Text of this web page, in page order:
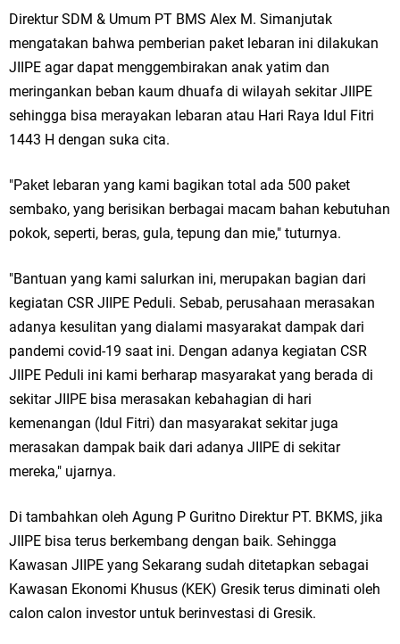
Aspirasi Petani dan Warga
Hari Jadi Pertama PHIGMA: Advokat dan LBH Perkuat Soliditas di
Jakarta
Pemdes Cibanteng Salurkan PMT: Cegah Stunting, Perkuat Gizi Balita
dan Ibu Hamil Narasi
Kembangkan Warung Bu Wiwik
Karang Taruna Gresik Perkuat Ekonomi Lewat Pemanfaatan Gedung C
Islamic Center
Nila Yani Apresiasi Launching Komunitas Gowes dan Pasar Ahad
Jajanan Jadul di Ecopark Randuagung
Takmir Masjid KH Robbach Ma’sum Gelar Penyembelihan Hewan
Qurban dari Bupati & Kepala DPMPTSP Gresik
DPC PDI Perjuangan Gresik Tebar Berkah Idul Adha, Bagikan Daging
Kurban untuk Ratusan Warga
Direktur SDM & Umum PT BMS Alex M. Simanjutak
mengatakan bahwa pemberian paket lebaran ini dilakukan
JIIPE agar dapat menggembirakan anak yatim dan
meringankan beban kaum dhuafa di wilayah sekitar JIIPE
sehingga bisa merayakan lebaran atau Hari Raya Idul Fitri
1443 H dengan suka cita.
"Paket lebaran yang kami bagikan total ada 500 paket
sembako, yang berisikan berbagai macam bahan kebutuhan
pokok, seperti, beras, gula, tepung dan mie," tuturnya.
"Bantuan yang kami salurkan ini, merupakan bagian dari
kegiatan CSR JIIPE Peduli. Sebab, perusahaan merasakan
adanya kesulitan yang dialami masyarakat dampak dari
pandemi covid-19 saat ini. Dengan adanya kegiatan CSR
JIIPE Peduli ini kami berharap masyarakat yang berada di
sekitar JIIPE bisa merasakan kebahagian di hari
kemenangan (Idul Fitri) dan masyarakat sekitar juga
merasakan dampak baik dari adanya JIIPE di sekitar
mereka," ujarnya.
Di tambahkan oleh Agung P Guritno Direktur PT. BKMS, jika
JIIPE bisa terus berkembang dengan baik. Sehingga
Kawasan JIIPE yang Sekarang sudah ditetapkan sebagai
Kawasan Ekonomi Khusus (KEK) Gresik terus diminati oleh
calon calon investor untuk berinvestasi di Gresik.